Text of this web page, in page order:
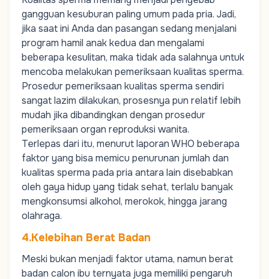
gangguan kesuburan paling umum pada pria. Jadi,
jika saat ini Anda dan pasangan sedang menjalani
program hamil anak kedua dan mengalami
beberapa kesulitan, maka tidak ada salahnya untuk
mencoba melakukan pemeriksaan kualitas sperma.
Prosedur pemeriksaan kualitas sperma sendiri
sangat lazim dilakukan, prosesnya pun relatif lebih
mudah jika dibandingkan dengan prosedur
pemeriksaan organ reproduksi wanita.
Terlepas dari itu, menurut laporan WHO beberapa
faktor yang bisa memicu penurunan jumlah dan
kualitas sperma pada pria antara lain disebabkan
oleh gaya hidup yang tidak sehat, terlalu banyak
mengkonsumsi alkohol, merokok, hingga jarang
olahraga.
4.Kelebihan Berat Badan
Meski bukan menjadi faktor utama, namun berat
badan calon ibu ternyata juga memiliki pengaruh